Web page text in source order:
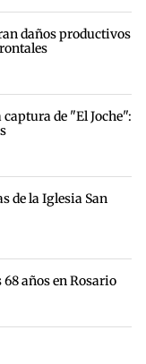
daños productivos
de "El Joche":
de la Iglesia San
68 años en Rosario